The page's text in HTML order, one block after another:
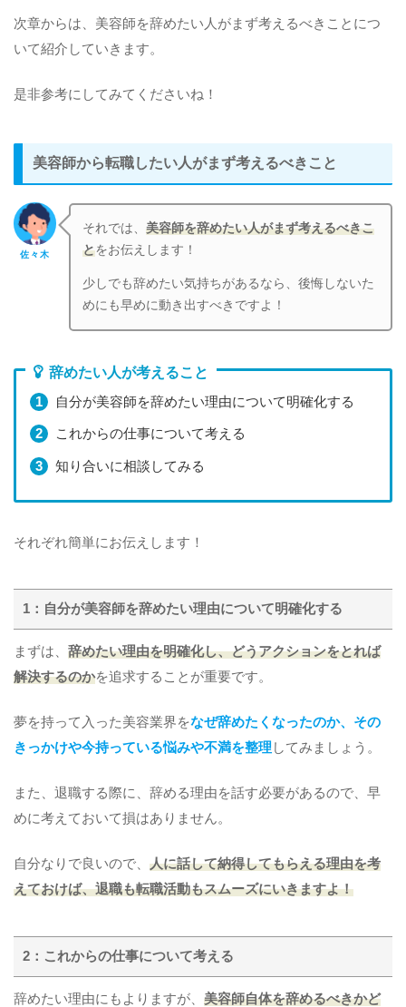
次章からは、美容師を辞めたい人がまず考えるべきことにつ
いて紹介していきます。
是非参考にしてみてくださいね！
美容師から転職したい人がまず考えるべきこと
佐々木
それでは、美容師を辞めたい人がまず考えるべきこ
とをお伝えします！
少しでも辞めたい気持ちがあるなら、後悔しないた
めにも早めに動き出すべきですよ！
辞めたい人が考えること
自分が美容師を辞めたい理由について明確化する
これからの仕事について考える
知り合いに相談してみる
それぞれ簡単にお伝えします！
1：自分が美容師を辞めたい理由について明確化する
まずは、 辞めたい理由を明確化し、どうアクションをとれば
解決するのかを追求することが重要です。
夢を持って入った美容業界をなぜ辞めたくなったのか、その
きっかけや今持っている悩みや不満を整理してみましょう。
また、退職する際に、辞める理由を話す必要があるので、早
めに考えておいて損はありません。
自分なりで良いので、 人に話して納得してもらえる理由を考
えておけば、退職も転職活動もスムーズにいきますよ！
2：これからの仕事について考える
辞めたい理由にもよりますが、 美容師自体を辞めるべきかど